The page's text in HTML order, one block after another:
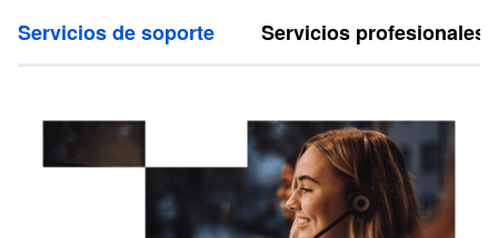
Servicios de soporte Servicios profesionales